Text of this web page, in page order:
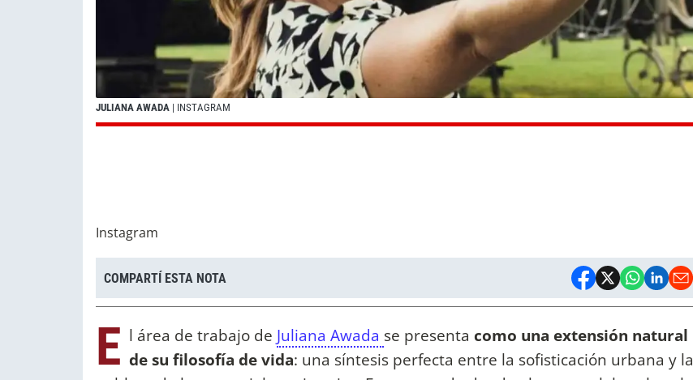
JULIANA AWADA | INSTAGRAM
Instagram
COMPARTÍ ESTA NOTA
E l área de trabajo de Juliana Awada se presenta como una extensión natural
de su filosofía de vida: una síntesis perfecta entre la sofisticación urbana y la